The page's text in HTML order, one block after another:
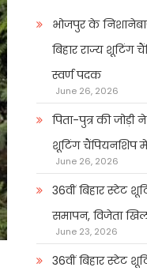
भोजपुर के
बिहार राज्य शूटिंग
स्वर्ण पदक
June 26, 2026
पिता-पुत्र की जोड़ी
शूटिंग चैंपियनशिप
June 26, 2026
36वीं बिहार स्टेट
समापन, विजेता
June 23, 2026
36वीं बिहार स्टेट